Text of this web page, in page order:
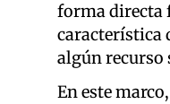
forma directa
característica
algún recurso
En este